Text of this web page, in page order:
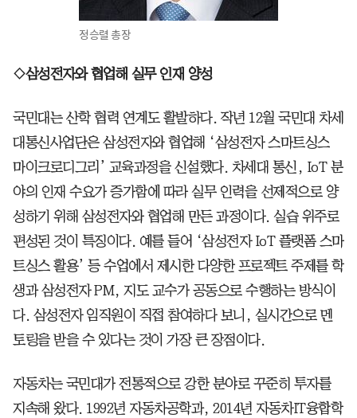
정승렬 총장
◇삼성전자와 협업해 실무 인재 양성
국민대는 산학 협력 연계도 활발하다. 작년 12월 국민대 차세
대통신사업단은 삼성전자와 협업해 ‘삼성전자 스마트싱스
마이크로디그리’ 교육과정을 신설했다. 차세대 통신, IoT 분
야의 인재 수요가 증가함에 따라 실무 인력을 선제적으로 양
성하기 위해 삼성전자와 협업해 만든 과정이다. 실습 위주로
편성된 것이 특징이다. 예를 들어 ‘삼성전자 IoT 플랫폼 스마
트싱스 활용’ 등 수업에서 제시한 다양한 프로젝트 주제를 학
생과 삼성전자 PM, 지도 교수가 공동으로 수행하는 방식이
다. 삼성전자 임직원이 직접 참여하다 보니, 실시간으로 멘
토링을 받을 수 있다는 것이 가장 큰 장점이다.
자동차는 국민대가 전통적으로 강한 분야로 꾸준히 투자를
지속해 왔다. 1992년 자동차공학과, 2014년 자동차IT융합학